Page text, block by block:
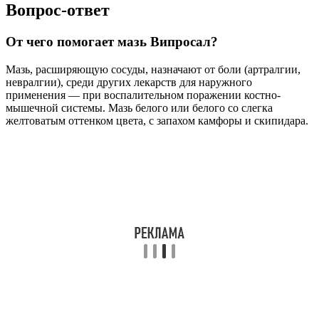
Вопрос-ответ
От чего помогает мазь Випросал?
Мазь, расширяющую сосуды, назначают от боли (артралгии,
невралгии), среди других лекарств для наружного
применения — при воспалительном поражении костно-
мышечной системы. Мазь белого или белого со слегка
желтоватым оттенком цвета, с запахом камфоры и скипидара.